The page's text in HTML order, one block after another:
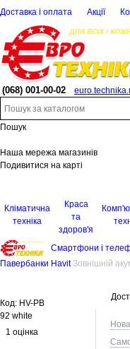
Доставка і оплата Акції
(068) 001-00-02
Пошук
Наша мережа магазинів
Подивитися на карті
Кліматична
техніка
Краса
та
здоров'я
Смартфони і
Павербанки Havit Зовнішній
Код: HV-PB
92 white
1 оцінка